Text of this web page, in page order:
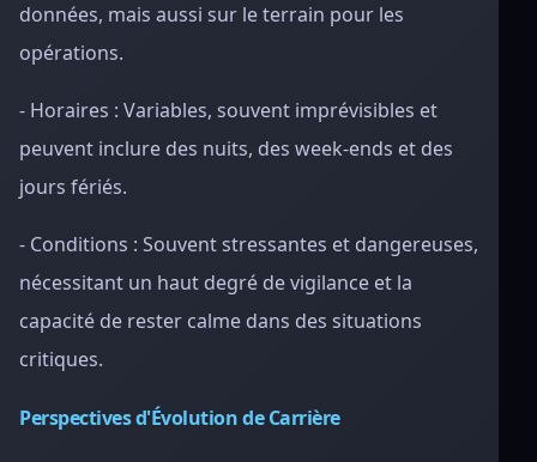
données, mais aussi sur le terrain pour les
opérations.
- Horaires : Variables, souvent imprévisibles et
peuvent inclure des nuits, des week-ends et des
jours fériés.
- Conditions : Souvent stressantes et dangereuses,
nécessitant un haut degré de vigilance et la
capacité de rester calme dans des situations
critiques.
Perspectives d'Évolution de Carrière